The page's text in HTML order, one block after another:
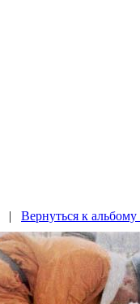
| Вернуться к